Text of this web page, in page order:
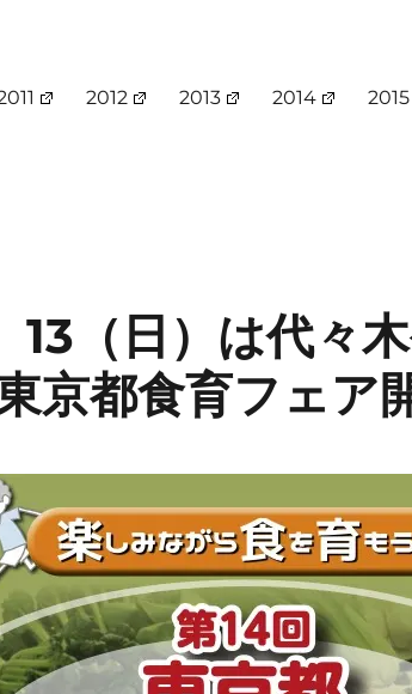
2012 2013 2014 2015
13（日）は代々
京都食育フェア